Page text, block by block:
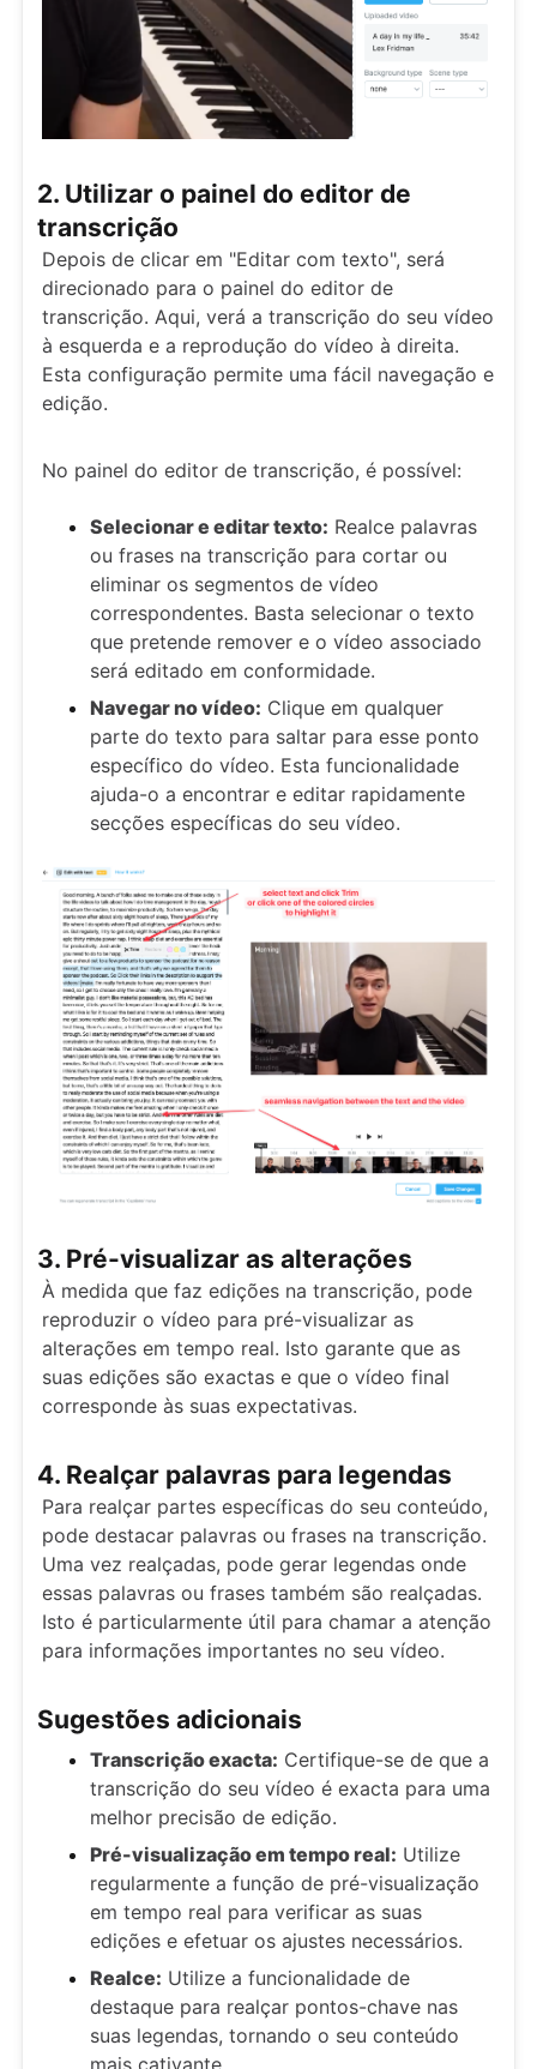
2. Utilizar o painel do editor de
transcrição
Depois de clicar em "Editar com texto", será
direcionado para o painel do editor de
transcrição. Aqui, verá a transcrição do seu vídeo
à esquerda e a reprodução do vídeo à direita.
Esta configuração permite uma fácil navegação e
edição.
No painel do editor de transcrição, é possível:
Selecionar e editar texto: Realce palavras
ou frases na transcrição para cortar ou
eliminar os segmentos de vídeo
correspondentes. Basta selecionar o texto
que pretende remover e o vídeo associado
será editado em conformidade.
Navegar no vídeo: Clique em qualquer
parte do texto para saltar para esse ponto
específico do vídeo. Esta funcionalidade
ajuda-o a encontrar e editar rapidamente
secções específicas do seu vídeo.
3. Pré-visualizar as alterações
À medida que faz edições na transcrição, pode
reproduzir o vídeo para pré-visualizar as
alterações em tempo real. Isto garante que as
suas edições são exactas e que o vídeo final
corresponde às suas expectativas.
4. Realçar palavras para legendas
Para realçar partes específicas do seu conteúdo,
pode destacar palavras ou frases na transcrição.
Uma vez realçadas, pode gerar legendas onde
essas palavras ou frases também são realçadas.
Isto é particularmente útil para chamar a atenção
para informações importantes no seu vídeo.
Sugestões adicionais
Transcrição exacta: Certifique-se de que a
transcrição do seu vídeo é exacta para uma
melhor precisão de edição.
Pré-visualização em tempo real: Utilize
regularmente a função de pré-visualização
em tempo real para verificar as suas
edições e efetuar os ajustes necessários.
Realce: Utilize a funcionalidade de
destaque para realçar pontos-chave nas
suas legendas, tornando o seu conteúdo
mais cativante.